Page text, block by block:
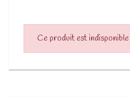
Ce produit est